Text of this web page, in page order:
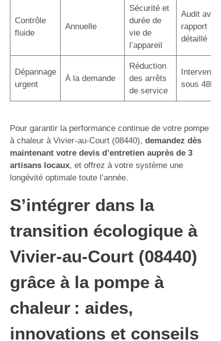
Contrôle
fluide
Annuelle
Sécurité et
durée de
vie de
l’appareil
Audit avec
rapport
détaillé
Dépannage
urgent
À la demande
Réduction
des arrêts
de service
sous 48h
Pour garantir la performance continue de votre pompe
à chaleur à Vivier-au-Court (08440), demandez dès
maintenant votre devis d’entretien auprès de 3
artisans locaux, et offrez à votre système une
longévité optimale toute l’année.
S’intégrer dans la
transition écologique à
Vivier-au-Court (08440)
grâce à la pompe à
chaleur : aides,
innovations et conseils